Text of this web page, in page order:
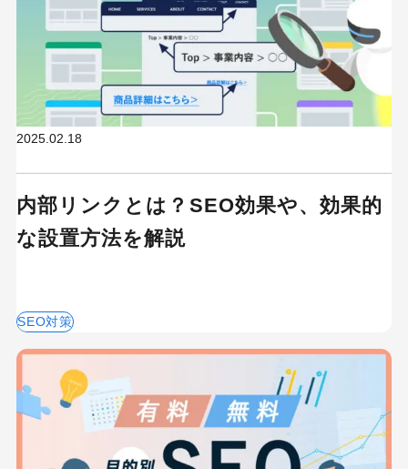
2025.02.18
内部リンクとは？SEO効果や、効果的
な設置方法を解説
SEO対策